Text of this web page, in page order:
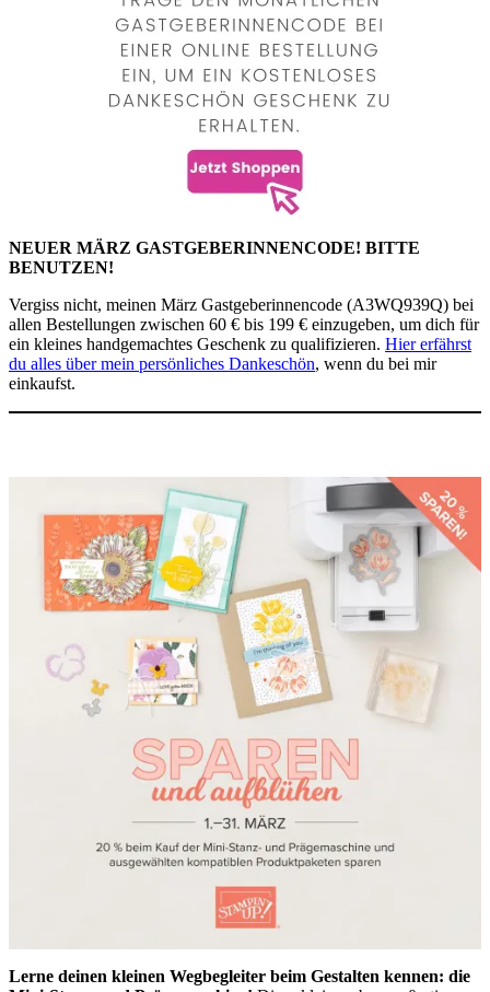
NEUER MÄRZ GASTGEBERINNENCODE! BITTE
BENUTZEN!
Vergiss nicht, meinen März Gastgeberinnencode (A3WQ939Q) bei
allen Bestellungen zwischen 60 € bis 199 € einzugeben, um dich für
ein kleines handgemachtes Geschenk zu qualifizieren. Hier erfährst
du alles über mein persönliches Dankeschön, wenn du bei mir
einkaufst.
Lerne deinen kleinen Wegbegleiter beim Gestalten kennen: die